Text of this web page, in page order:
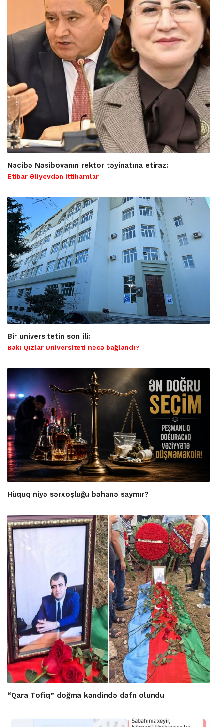
Nəcibə Nəsibovanın rektor təyinatına etiraz:
Etibar Əliyevdən ittihamlar
Bir universitetin son ili:
Bakı Qızlar Universiteti necə bağlandı?
Hüquq niyə sərxoşluğu bəhanə saymır?
“Qara Tofiq” doğma kəndində dəfn olundu